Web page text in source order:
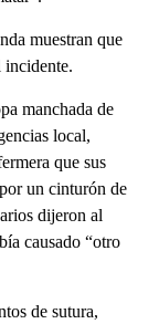
muestran que
incidente.
manchada de
local,
que sus
un cinturón de
dijeron al
causado “otro
de sutura,